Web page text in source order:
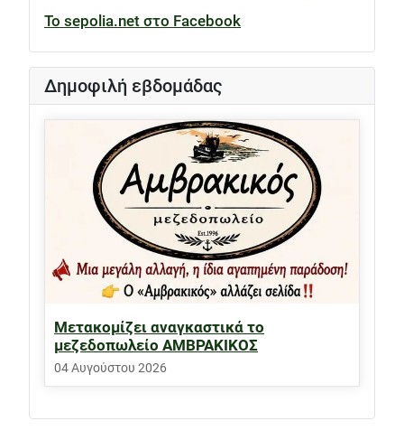
Το sepolia.net στο Facebook
Δημοφιλή εβδομάδας
Μετακομίζει αναγκαστικά το
μεζεδοπωλείο ΑΜΒΡΑΚΙΚΟΣ
04 Αυγούστου 2026